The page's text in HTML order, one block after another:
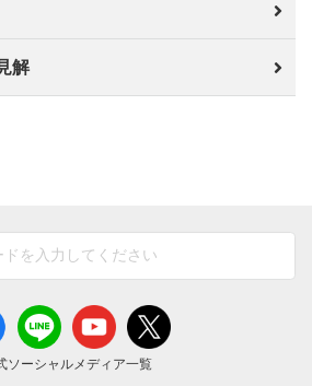
解
ソーシャルメディア一覧